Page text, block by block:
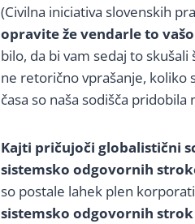
(Civilna iniciativa slovenskih
opravite že vendarle to
bilo, da bi vam sedaj to
ne retorično vprašanje, koliko
časa so naša sodišča
Kajti pričujoči globalistični
sistemsko odgovornih
so postale lahek plen
sistemsko odgovornih